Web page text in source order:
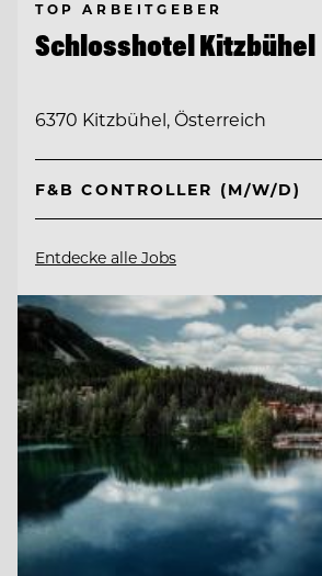
TOP ARBEITGEBER
Schlosshotel Kitzbühel
6370 Kitzbühel, Österreich
F&B CONTROLLER (M/W/D)
Entdecke alle Jobs